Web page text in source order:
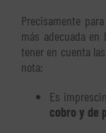
Precisamente
más adecuada
tener en cuenta
nota:
Es
cobro y de